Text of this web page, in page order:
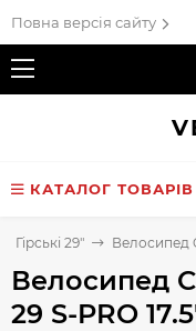
Повна версія сайту
КАТАЛОГ ТОВАРІВ
Гірські 29" Велосипед
Велосипед
29 S-PRO